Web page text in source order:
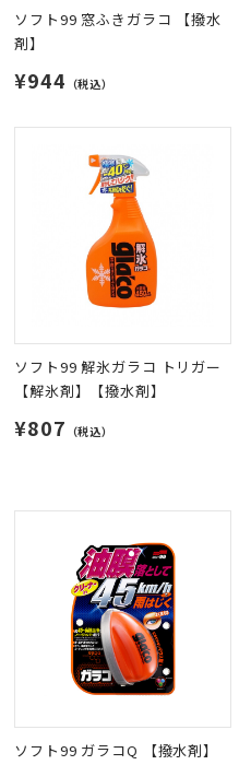
ソフト99 窓ふきガラコ 【撥水
剤】
¥944 （税込）
ソフト99 解氷ガラコ トリガー
【解氷剤】【撥水剤】
¥807 （税込）
ソフト99 ガラコQ 【撥水剤】